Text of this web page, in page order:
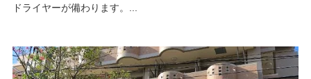
ドライヤーが備わります。...